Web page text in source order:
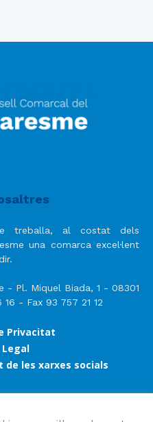
treballa, al costat dels
una comarca excel·lent
- Pl. Miquel Biada, 1 - 08301
- Fax 93 757 21 12
Privacitat
Legal
les xarxes socials
nos